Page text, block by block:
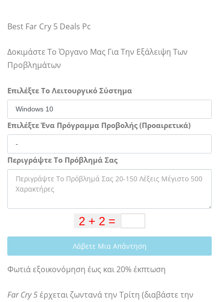
Best Far Cry 5 Deals Pc
Δοκιμάστε Το Όργανο Μας Για Την Εξάλειψη Των
Προβλημάτων
Επιλέξτε Το Λειτουργικό Σύστημα
Επιλέξτε Ένα Πρόγραμμα Προβολής (Προαιρετικά)
Περιγράψτε Το Πρόβλημά Σας
Λάβετε Μια Απάντηση
Φωτιά εξοικονόμηση έως και 20% έκπτωση
Far Cry 5έρχεται ζωντανά την Τρίτη (διαβάστε την